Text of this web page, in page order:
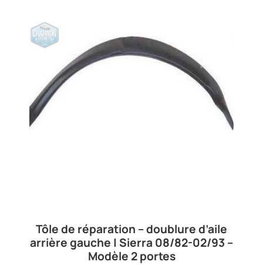
Tôle de réparation – doublure d’aile
arrière gauche | Sierra 08/82-02/93 –
Modèle 2 portes